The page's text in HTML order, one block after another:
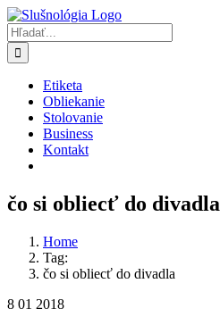
Skip
to
content
Hľadať:
Etiketa
Obliekanie
Stolovanie
Business
Kontakt
čo si obliecť do divadla
Home
Tag:
čo si obliecť do divadla
8 01 2018